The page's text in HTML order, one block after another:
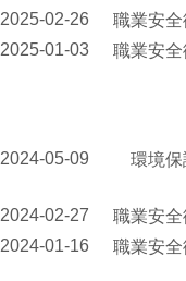
2025-02-26
職業安
2025-01-03
職業安
2024-05-09 環境
2024-02-27
職業安
2024-01-16
職業安